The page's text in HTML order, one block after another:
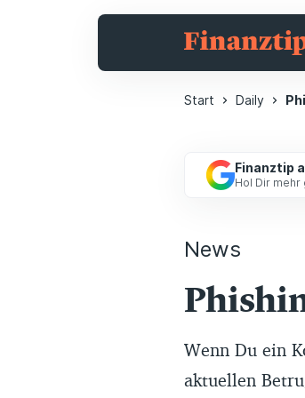
Start Daily
Finanztip
Hol Dir mehr
News
Wenn Du ein
aktuellen